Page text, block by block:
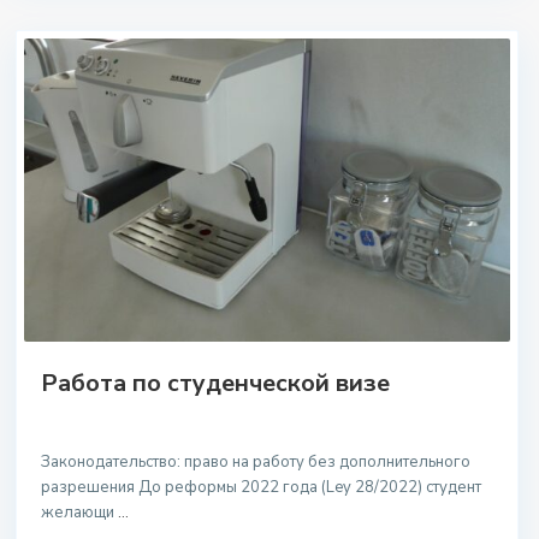
Работа по студенческой визе
Законодательство: право на работу без дополнительного
разрешения До реформы 2022 года (Ley 28/2022) студент
желающи ...